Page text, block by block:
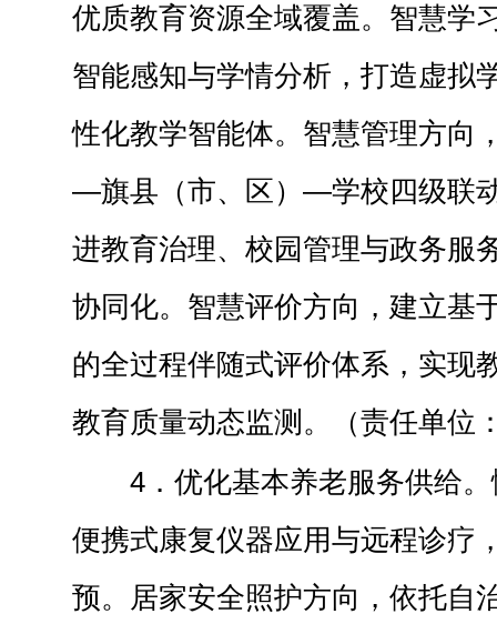
优质教育资源全域覆盖。智慧学
智能感知与学情分析，打造虚拟
性化教学智能体。智慧管理方向
—旗县（市、区）—学校四级联
进教育治理、校园管理与政务服
协同化。智慧评价方向，建立基
的全过程伴随式评价体系，实现
教育质量动态监测。（责任单位
4．优化基本养老服务供给
便携式康复仪器应用与远程诊疗
预。居家安全照护方向，依托自